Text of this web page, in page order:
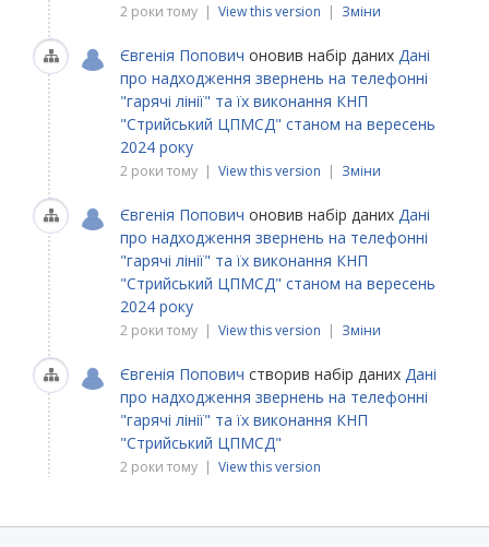
2 роки тому | View this version | Зміни
Євгенія Попович оновив набір даних Дані
про надходження звернень на телефонні
"гарячі лінії" та їх виконання КНП
"Стрийський ЦПМСД" станом на вересень
2024 року
2 роки тому | View this version | Зміни
Євгенія Попович оновив набір даних Дані
про надходження звернень на телефонні
"гарячі лінії" та їх виконання КНП
"Стрийський ЦПМСД" станом на вересень
2024 року
2 роки тому | View this version | Зміни
Євгенія Попович створив набір даних Дані
про надходження звернень на телефонні
"гарячі лінії" та їх виконання КНП
"Стрийський ЦПМСД"
2 роки тому | View this version